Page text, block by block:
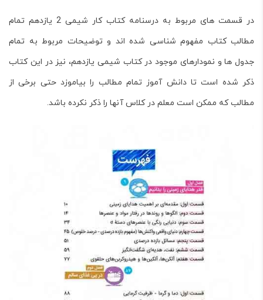
در قسمت های مربوط به درسنامهکتاب کار شیمی 2 یازدهم
تمام
مطالب کتاب مفهوم شناسی شده اند و توضیحات مربوط به تمام
جدول ها و نمودارهای موجود در کتاب شیمی یازدهم، نیز در این کتاب
ذکر شده است تا دانش آموز تمام مطالب را بیاموزد حتی برخی از
مطالب که ممکن است معلم در کلاس آنها را ذکر نکرده باشد.